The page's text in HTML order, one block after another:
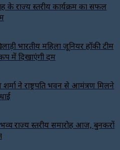
के राज्य स्तरीय कार्यक्रम का सफल
भारतीय महिला जूनियर हॉकी टीम
में दिखाएंगी दम
ने राष्ट्रपति भवन से आमंत्रण मिलने
भव्य राज्य स्तरीय समारोह आज, बुनकरों